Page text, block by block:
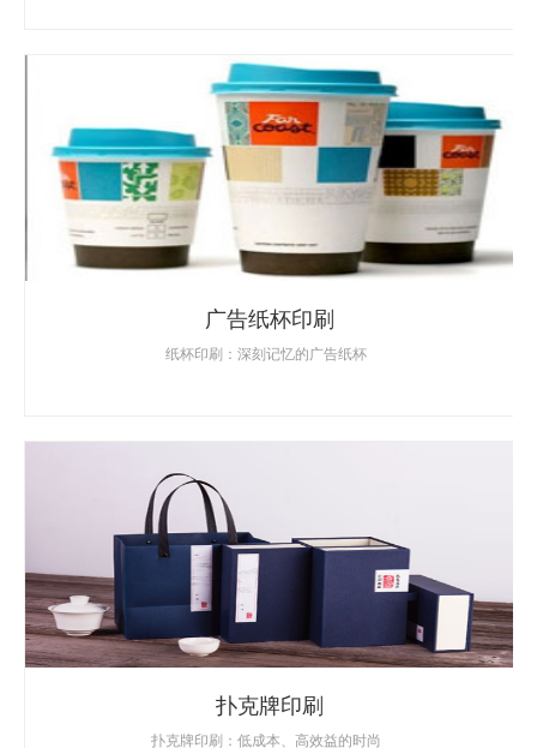
广告纸杯印刷
纸杯印刷：深刻记忆的广告纸杯
扑克牌印刷
扑克牌印刷：低成本、高效益的时尚